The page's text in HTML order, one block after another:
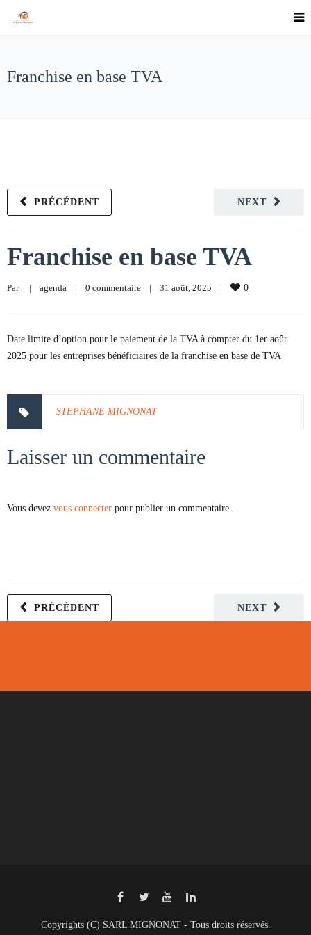
Franchise en base TVA
NEXT
PRÉCÉDENT
Franchise en base TVA
Par | agenda | 0 commentaire | 31 août, 2025 | 0
Date limite d’option pour le paiement de la TVA à compter du 1er août
2025 pour les entreprises bénéficiaires de la franchise en base de TVA
STEPHANE MIGNONAT
Laisser un commentaire
Vous devez vous connecter pour publier un commentaire.
NEXT
PRÉCÉDENT
Copyrights (C) SARL MIGNONAT - Tous droits réservés.